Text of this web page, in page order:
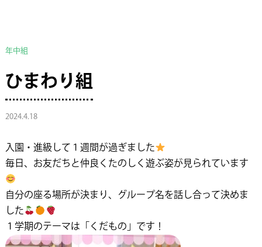
年中組
ひまわり組
2024.4.18
入園・進級して１週間が過ぎました
毎日、お友だちと仲良くたのしく遊ぶ姿が見られています
自分の座る場所が決まり、グループ名を話し合って決めま
した
１学期のテーマは「くだもの」です！